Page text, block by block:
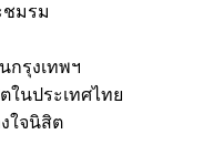
ชมรม
กรุงเทพฯ
ในประเทศไทย
ใจนิสิต